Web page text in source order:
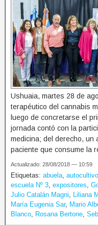
Ushuaia, martes 28 de
terapéutico del cannabis
luego de concretarse el
jornada contó con la
medicina; del derecho, un
paciente que consume la
Actualizado: 28/08/2018 — 10:59
Etiquetas: abuela autocultivo
escuela Nº 3 expositores
Julio Catalán Magni
Liliana
María Eugenia Sar, Mario
Blanco
Rosana Bertone